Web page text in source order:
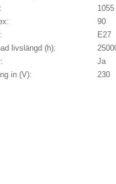
1055
90
E27
livslängd (h):
Ja
in (V):
230